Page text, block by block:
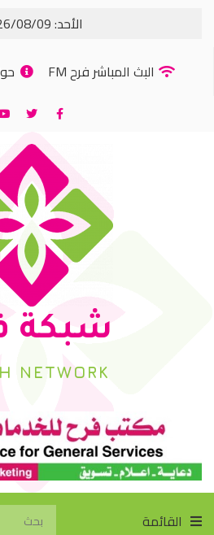
الأحد: 2026/08/09
البث المباشر فرح FM
شبكة
NETWORK
القائمة